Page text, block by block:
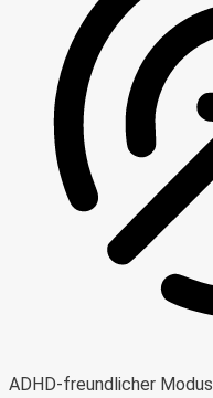
ADHD-freundlicher Modus